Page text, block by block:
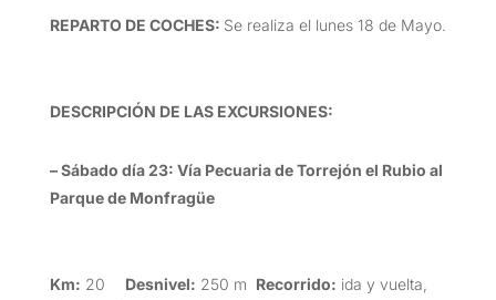
REPARTO DE COCHES: Se realiza el lunes 18 de Mayo.
DESCRIPCIÓN DE LAS EXCURSIONES:
– Sábado día 23: Vía Pecuaria de Torrejón el Rubio al
Parque de Monfragüe
Km: 20 Desnivel: 250 m Recorrido: ida y vuelta,